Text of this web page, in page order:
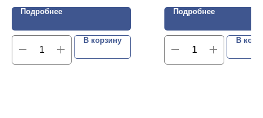
Подробнее
В корзину
Подробнее
В